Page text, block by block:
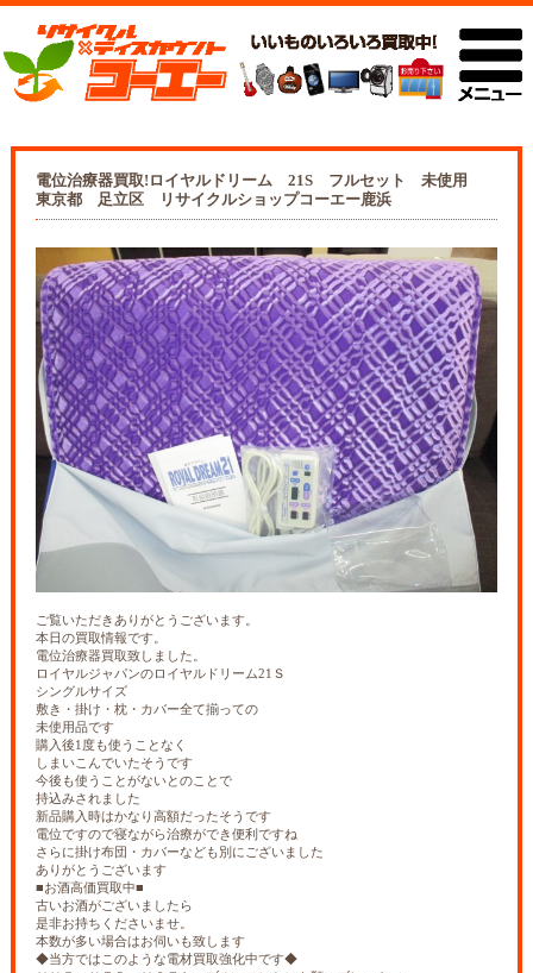
電位治療器買取!ロイヤルドリーム 21S フルセット 未使用
東京都 足立区 リサイクルショップコーエー鹿浜
ご覧いただきありがとうございます。
本日の買取情報です。
電位治療器買取致しました。
ロイヤルジャパンのロイヤルドリーム21Ｓ
シングルサイズ
敷き・掛け・枕・カバー全て揃っての
未使用品です
購入後1度も使うことなく
しまいこんでいたそうです
今後も使うことがないとのことで
持込みされました
新品購入時はかなり高額だったそうです
電位ですので寝ながら治療ができ便利ですね
さらに掛け布団・カバーなども別にございました
ありがとうございます
■お酒高価買取中■
古いお酒がございましたら
是非お持ちくださいませ。
本数が多い場合はお伺いも致します
◆当方ではこのような電材買取強化中です◆